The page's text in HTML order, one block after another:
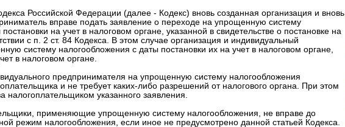
Российской Федерации (далее - Кодекс) вновь созданная организация и вновь
вправе подать заявление о переходе на упрощенную систему
на учет в налоговом органе, указанной в свидетельстве о постановке на
с п. 2 ст. 84 Кодекса. В этом случае организация и индивидуальный
систему налогообложения с даты постановки их на учет в налоговом органе,
в налоговом органе.
предпринимателя на упрощенную систему налогообложения
и не требует каких-либо разрешений от налогового органа. При этом
налогоплательщиком указанного заявления.
применяющие упрощенную систему налогообложения, не вправе до
режим налогообложения, если иное не предусмотрено данной статьей Кодекса.